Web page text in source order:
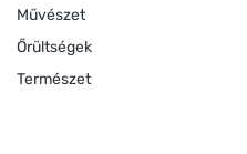
Művészet
Őrültségek
Természet